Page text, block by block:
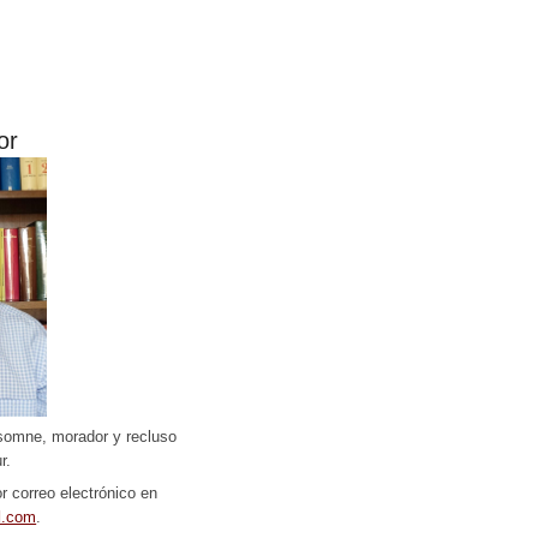
morador y recluso
correo electrónico en